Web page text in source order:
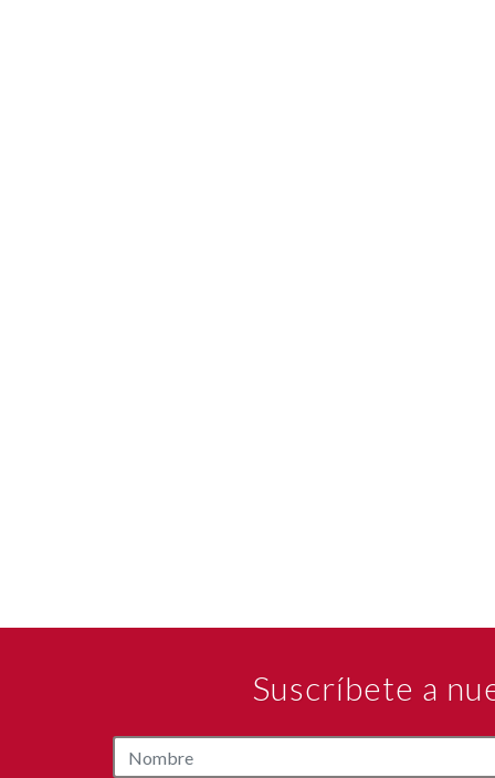
Suscríbete a